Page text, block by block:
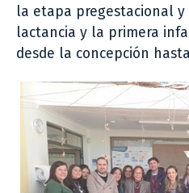
la etapa pregestacional
lactancia y la primera
desde la concepción